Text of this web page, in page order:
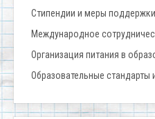
Стипендии и меры
Международное
Организация питания в
Образовательные стандарты